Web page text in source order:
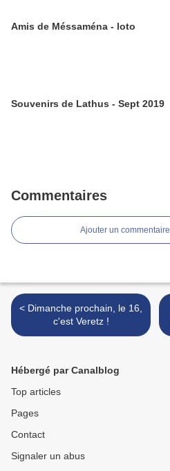
Amis de Méssaména - loto
Souvenirs de Lathus - Sept 2019
Commentaires
Ajouter un commentaire
< Dimanche prochain, le 16,
c'est Veretz !
Hébergé par Canalblog
Top articles
Pages
Contact
Signaler un abus